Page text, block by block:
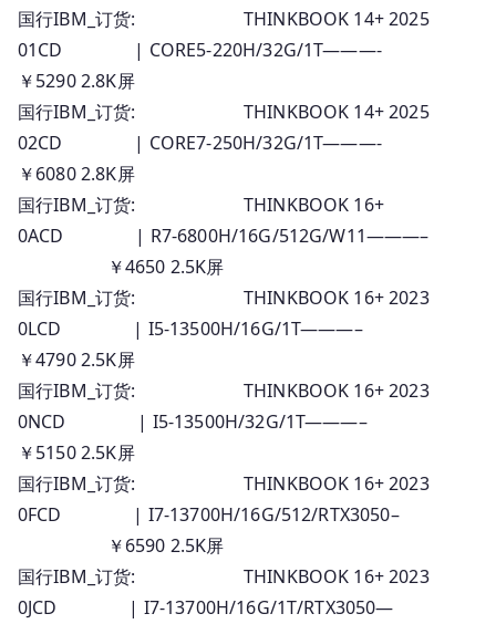
国行IBM_订货: THINKBOOK 14+ 2025
01CD | CORE5-220H/32G/1T———-
￥5290 2.8K屏
国行IBM_订货: THINKBOOK 14+ 2025
02CD | CORE7-250H/32G/1T———-
￥6080 2.8K屏
国行IBM_订货: THINKBOOK 16+
0ACD | R7-6800H/16G/512G/W11———–
￥4650 2.5K屏
国行IBM_订货: THINKBOOK 16+ 2023
0LCD | I5-13500H/16G/1T———–
￥4790 2.5K屏
国行IBM_订货: THINKBOOK 16+ 2023
0NCD | I5-13500H/32G/1T———–
￥5150 2.5K屏
国行IBM_订货: THINKBOOK 16+ 2023
0FCD | I7-13700H/16G/512/RTX3050–
￥6590 2.5K屏
国行IBM_订货: THINKBOOK 16+ 2023
0JCD | I7-13700H/16G/1T/RTX3050—